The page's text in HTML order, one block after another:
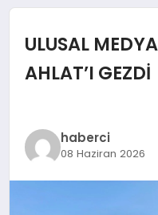
EKONOMI
GENEL
MAGAZIN
ULUSAL
AHLAT’I GEZDİ
haberci
08 Haziran 2026